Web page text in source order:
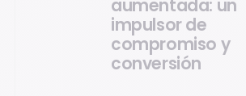
aumentada: un
impulsor de
compromiso y
conversión